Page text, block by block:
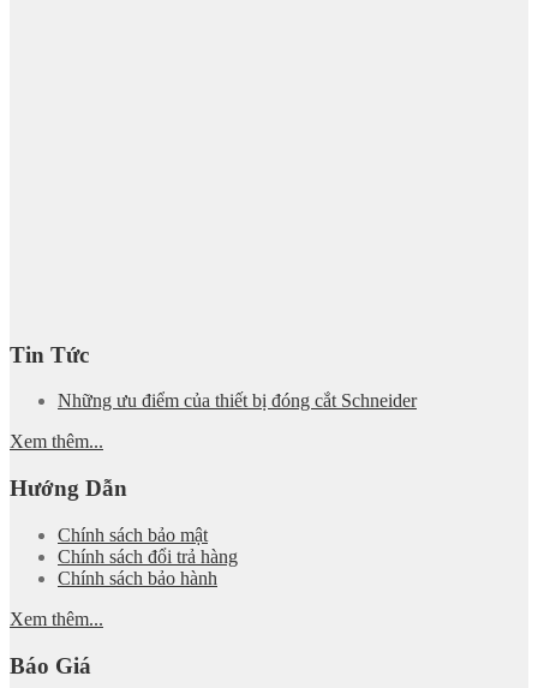
Tin Tức
Những ưu điểm của thiết bị đóng cắt Schneider
Xem thêm...
Hướng Dẫn
Chính sách bảo mật
Chính sách đổi trả hàng
Chính sách bảo hành
Xem thêm...
Báo Giá